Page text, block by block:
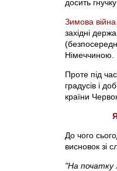
досить
Зимова
західні
Німеччиною.
Проте під
градусів і
країни
До чого
висновок зі
"На початку